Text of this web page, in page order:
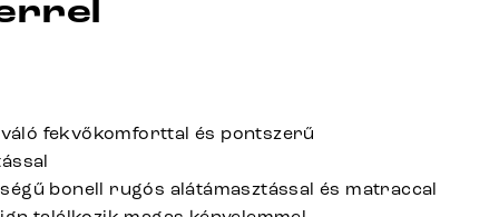
fekvőkomforttal és pontszerű
bonell rugós alátámasztással és matraccal